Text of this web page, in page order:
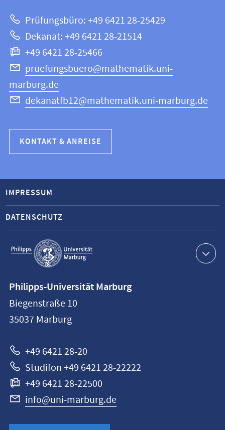
Website
und
Informatik
Prüfungsbüro: +49 6421 28-25429
Dekanat: +49 6421 28-21514
+49 6421 28-25466
pruefungsbuero@mathematik.uni-
marburg.de
dekanatfb12@mathematik.uni-marburg.de
KONTAKT & ANREISE
Service-
Navigation
IMPRESSUM
DATENSCHUTZ
Philipps-
Universität
Marburg
Philipps-Universität Marburg
Biegenstraße 10
35037 Marburg
+49 6421 28-20
Studifon +49 6421 28-22222
+49 6421 28-22500
info@uni-marburg.de